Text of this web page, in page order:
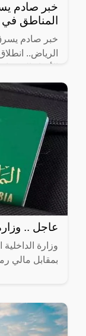
خبر صادم
المناطق في
خبر صادم
الرياض..
عاجل ..
وزارة
بمقابل مالي